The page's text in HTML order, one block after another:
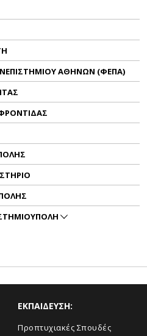
ΑΘΗΝΩΝ (ΦΕΠΑ)
ΕΚΠΑΙΔΕΥΣΗ:
Προπτυχιακές Σπουδές